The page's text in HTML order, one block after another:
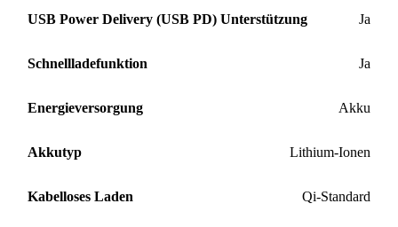
USB Power Delivery (USB PD) Unterstützung Ja
Schnellladefunktion Ja
Energieversorgung Akku
Akkutyp Lithium-Ionen
Kabelloses Laden Qi-Standard